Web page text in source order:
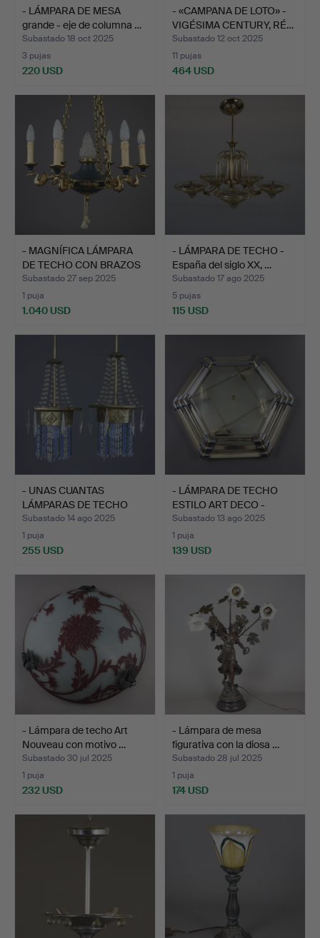
- LÁMPARA DE MESA
grande - eje de columna …
Subastado 18 oct 2025
3 pujas
220 USD
- «CAMPANA DE LOTO» -
VIGÉSIMA CENTURY, RÉ…
Subastado 12 oct 2025
11 pujas
464 USD
- MAGNÍFICA LÁMPARA
DE TECHO CON BRAZOS
DE…
Subastado 27 sep 2025
1 puja
1.040 USD
- LÁMPARA DE TECHO -
España del siglo XX, …
Subastado 17 ago 2025
5 pujas
115 USD
- UNAS CUANTAS
LÁMPARAS DE TECHO
LARGAS DE…
Subastado 14 ago 2025
1 puja
255 USD
- LÁMPARA DE TECHO
ESTILO ART DECO -
LÁMPA…
Subastado 13 ago 2025
1 puja
139 USD
- Lámpara de techo Art
Nouveau con motivo …
Subastado 30 jul 2025
1 puja
232 USD
- Lámpara de mesa
figurativa con la diosa …
Subastado 28 jul 2025
1 puja
174 USD